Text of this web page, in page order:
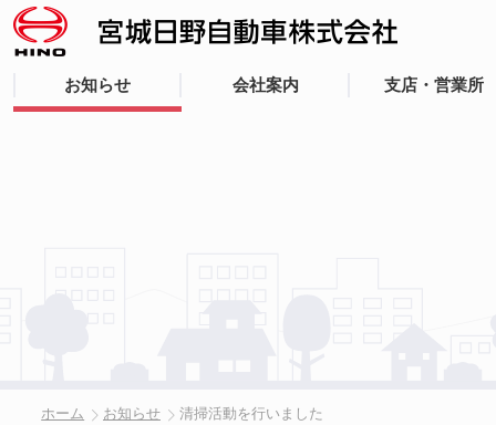
お知らせ 会社案内 支店・営業所
ホーム お知らせ 清掃活動を行いました